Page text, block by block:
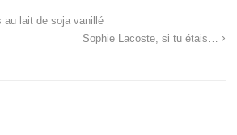
au lait de soja vanillé
Sophie Lacoste, si tu étais…